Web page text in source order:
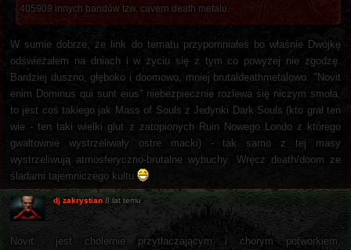
405909 innych bandów tzw. cavern death metalu.
W sumie dobrze, że link do tematu przypomniałeś bo właśnie Dwójkę
odświeżałem na dniach i w życiu się z tym co powyżej nie zgodzę.
Bardziej duszno, głęboko i doomowo, mniej brutaldeathmetalowo. "Novit
enim Dominus qui sunt eius" niebezpiecznie rozlewa się niczym smoła,
to jest coś takiego jak Mass of Souls z Jedynki Dark Souls (kto grał ten
wie - ten taki wielki glut z zatopionych Ruin Nowego Londo z którego
gwałtownie wystrzeliwały ostre macki) - tak samo z tej masy
wystrzeliwują atmosferyczno-brutalne wybuchy. Wręcz death/doom ze
śladami tajemniczego kultu
dj zakrystian 8 lat temu
Novit... jest cholernie przytłaczającym i chorym potworkiem,